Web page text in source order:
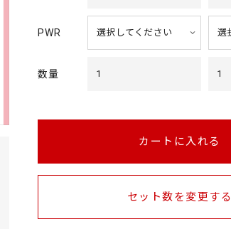
PWR
数量 1 1
カートに入れる
セット数を変更する